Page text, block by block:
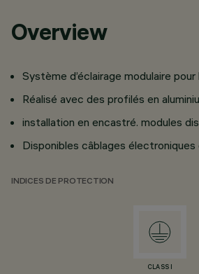
Overview
Système d’éclairage modulaire
Réalisé avec des profilés en
installation en encastré. modules
Disponibles câblages
INDICES DE PROTECTION
CLASS I